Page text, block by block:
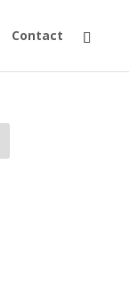
Contact